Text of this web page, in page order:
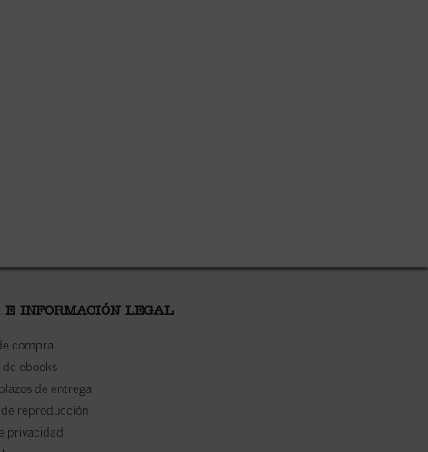
E INFORMACIÓN LEGAL
compra
de ebooks
de entrega
de reproducción
privacidad